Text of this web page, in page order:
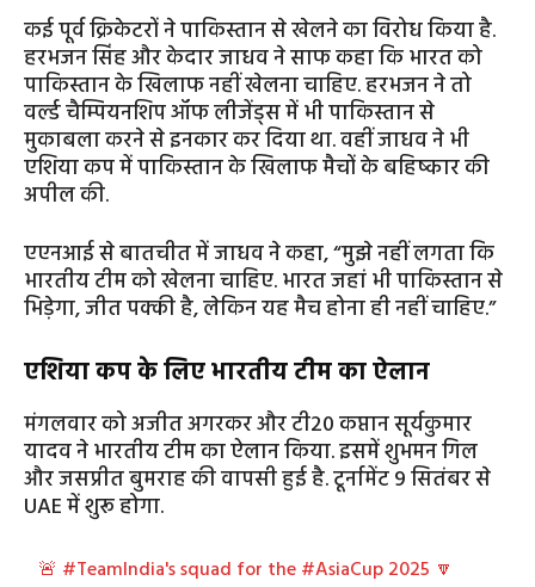
कई पूर्व क्रिकेटरों ने पाकिस्तान से खेलने का विरोध किया है.
हरभजन सिंह और केदार जाधव ने साफ कहा कि भारत को
पाकिस्तान के खिलाफ नहीं खेलना चाहिए. हरभजन ने तो
वर्ल्ड चैम्पियनशिप ऑफ लीजेंड्स में भी पाकिस्तान से
मुकाबला करने से इनकार कर दिया था. वहीं जाधव ने भी
एशिया कप में पाकिस्तान के खिलाफ मैचों के बहिष्कार की
अपील की.
एएनआई से बातचीत में जाधव ने कहा, “मुझे नहीं लगता कि
भारतीय टीम को खेलना चाहिए. भारत जहां भी पाकिस्तान से
भिड़ेगा, जीत पक्की है, लेकिन यह मैच होना ही नहीं चाहिए.”
एशिया कप के लिए भारतीय टीम का ऐलान
मंगलवार को अजीत अगरकर और टी20 कप्तान सूर्यकुमार
यादव ने भारतीय टीम का ऐलान किया. इसमें शुभमन गिल
और जसप्रीत बुमराह की वापसी हुई है. टूर्नामेंट 9 सितंबर से
UAE में शुरू होगा.
🚨 #TeamIndia's squad for the#AsiaCup2025 🔽